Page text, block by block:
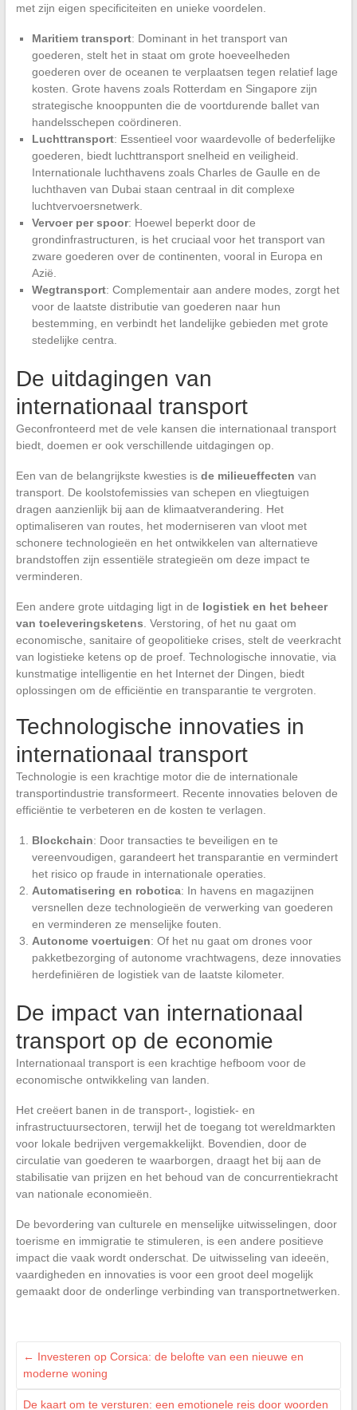
met zijn eigen specificiteiten en unieke voordelen.
Maritiem transport: Dominant in het transport van
goederen, stelt het in staat om grote hoeveelheden
goederen over de oceanen te verplaatsen tegen relatief lage
kosten. Grote havens zoals Rotterdam en Singapore zijn
strategische knooppunten die de voortdurende ballet van
handelsschepen coördineren.
Luchttransport: Essentieel voor waardevolle of bederfelijke
goederen, biedt luchttransport snelheid en veiligheid.
Internationale luchthavens zoals Charles de Gaulle en de
luchthaven van Dubai staan centraal in dit complexe
luchtvervoersnetwerk.
Vervoer per spoor: Hoewel beperkt door de
grondinfrastructuren, is het cruciaal voor het transport van
zware goederen over de continenten, vooral in Europa en
Azië.
Wegtransport: Complementair aan andere modes, zorgt het
voor de laatste distributie van goederen naar hun
bestemming, en verbindt het landelijke gebieden met grote
stedelijke centra.
De uitdagingen van
internationaal transport
Geconfronteerd met de vele kansen die internationaal transport
biedt, doemen er ook verschillende uitdagingen op.
Een van de belangrijkste kwesties is de milieueffecten van
transport. De koolstofemissies van schepen en vliegtuigen
dragen aanzienlijk bij aan de klimaatverandering. Het
optimaliseren van routes, het moderniseren van vloot met
schonere technologieën en het ontwikkelen van alternatieve
brandstoffen zijn essentiële strategieën om deze impact te
verminderen.
Een andere grote uitdaging ligt in de logistiek en het beheer
van toeleveringsketens . Verstoring, of het nu gaat om
economische, sanitaire of geopolitieke crises, stelt de veerkracht
van logistieke ketens op de proef. Technologische innovatie, via
kunstmatige intelligentie en het Internet der Dingen, biedt
oplossingen om de efficiëntie en transparantie te vergroten.
Technologische innovaties in
internationaal transport
Technologie is een krachtige motor die de internationale
transportindustrie transformeert. Recente innovaties beloven de
efficiëntie te verbeteren en de kosten te verlagen.
Blockchain: Door transacties te beveiligen en te
vereenvoudigen, garandeert het transparantie en vermindert
het risico op fraude in internationale operaties.
Automatisering en robotica: In havens en magazijnen
versnellen deze technologieën de verwerking van goederen
en verminderen ze menselijke fouten.
Autonome voertuigen: Of het nu gaat om drones voor
pakketbezorging of autonome vrachtwagens, deze innovaties
herdefiniëren de logistiek van de laatste kilometer.
De impact van internationaal
transport op de economie
Internationaal transport is een krachtige hefboom voor de
economische ontwikkeling van landen.
Het creëert banen in de transport-, logistiek- en
infrastructuursectoren, terwijl het de toegang tot wereldmarkten
voor lokale bedrijven vergemakkelijkt. Bovendien, door de
circulatie van goederen te waarborgen, draagt het bij aan de
stabilisatie van prijzen en het behoud van de concurrentiekracht
van nationale economieën.
De bevordering van culturele en menselijke uitwisselingen, door
toerisme en immigratie te stimuleren, is een andere positieve
impact die vaak wordt onderschat. De uitwisseling van ideeën,
vaardigheden en innovaties is voor een groot deel mogelijk
gemaakt door de onderlinge verbinding van transportnetwerken.
← Investeren op Corsica: de belofte van een nieuwe en
moderne woning
De kaart om te versturen: een emotionele reis door woorden